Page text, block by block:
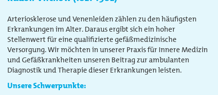
Arteriosklerose und Venenleiden zählen zu den häufigsten
Erkrankungen im Alter. Daraus ergibt sich ein hoher
Stellenwert für eine qualifizierte gefäßmedizinische
Versorgung. Wir möchten in unserer Praxis für Innere Medizin
und Gefäßkrankheiten unseren Beitrag zur ambulanten
Diagnostik und Therapie dieser Erkrankungen leisten.
Unsere Schwerpunkte: